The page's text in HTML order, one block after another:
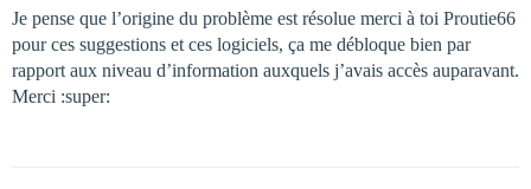
Je pense que l’origine du problème est résolue merci à toi Proutie66
pour ces suggestions et ces logiciels, ça me débloque bien par
rapport aux niveau d’information auxquels j’avais accès auparavant.
Merci :super: